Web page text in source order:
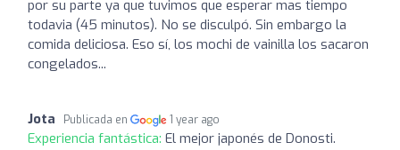
por su parte ya que tuvimos que esperar mas tiempo
todavia (45 minutos). No se disculpó. Sin embargo la
comida deliciosa. Eso sí, los mochi de vainilla los sacaron
congelados...
Jota Publicada en 1 year ago
Experiencia fantástica: El mejor japonés de Donosti.